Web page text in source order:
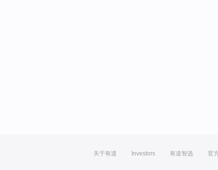
关于有道 Investors 有道智选 官